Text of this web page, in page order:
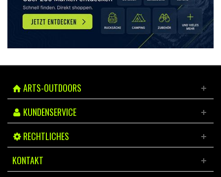
ARTS-OUTDOORS
KUNDENSERVICE
RECHTLICHES
KONTAKT